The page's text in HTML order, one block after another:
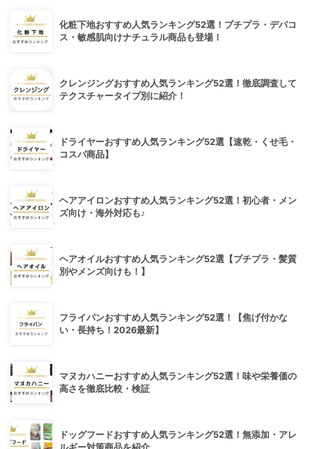
化粧下地おすすめ人気ランキング52選！プチプラ・デパコ
ス・敏感肌向けナチュラル商品も登場！
クレンジングおすすめ人気ランキング52選！徹底調査して
テクスチャータイプ別に紹介！
ドライヤーおすすめ人気ランキング52選【速乾・くせ毛・
コスパ商品】
ヘアアイロンおすすめ人気ランキング52選！初心者・メン
ズ向け・海外対応も♪
ヘアオイルおすすめ人気ランキング52選【プチプラ・髪質
別やメンズ向けも！】
フライパンおすすめ人気ランキング52選！【焦げ付かな
い・長持ち！2026最新】
マヌカハニーおすすめ人気ランキング52選！味や栄養価の
高さを徹底比較・検証
ドッグフードおすすめ人気ランキング52選！無添加・アレ